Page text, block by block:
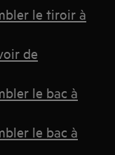
le tiroir à
de
le bac à
le bac à